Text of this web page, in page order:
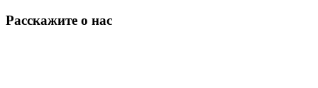
Расскажите о нас